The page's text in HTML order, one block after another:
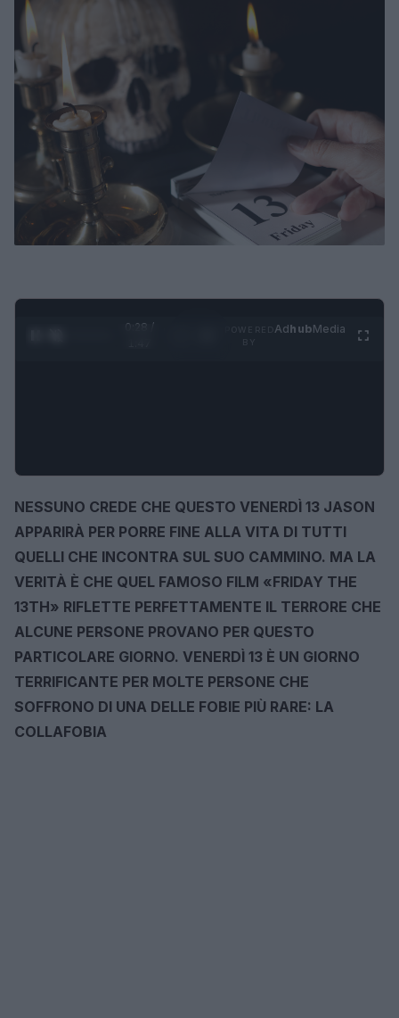
0:29 /
AdhubMedia
NESSUNO CREDE CHE QUESTO VENERDÌ 13 JASON
APPARIRÀ PER PORRE FINE ALLA VITA DI TUTTI
QUELLI CHE INCONTRA SUL SUO CAMMINO. MA LA
VERITÀ È CHE QUEL FAMOSO FILM «FRIDAY THE
13TH» RIFLETTE PERFETTAMENTE IL TERRORE CHE
ALCUNE PERSONE PROVANO PER QUESTO
PARTICOLARE GIORNO. VENERDÌ 13 È UN GIORNO
TERRIFICANTE PER MOLTE PERSONE CHE
SOFFRONO DI UNA DELLE FOBIE PIÙ RARE: LA
COLLAFOBIA